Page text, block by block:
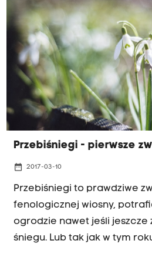
Przebiśniegi - pierwsze
date_range 2017-03-10
Przebiśniegi to prawdziwe
fenologicznej wiosny,
ogrodzie nawet jeśli jeszcze
śniegu. Lub tak jak w tym